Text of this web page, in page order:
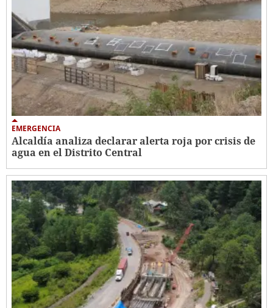
EMERGENCIA
Alcaldía analiza declarar alerta roja por crisis de
agua en el Distrito Central